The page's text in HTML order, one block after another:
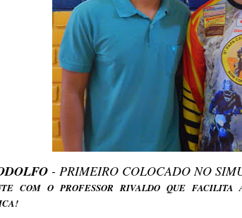
- PRIMEIRO COLOCADO NO
COM O PROFESSOR RIVALDO QUE